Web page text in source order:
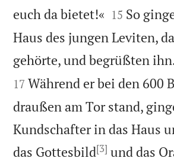
euch da bietet!« 

15 So
Haus des jungen Leviten,
gehörte, und begrüßten
17 Während er bei den 600
draußen am Tor stand,
Kundschafter in das Haus
das Gottesbild[3] und das